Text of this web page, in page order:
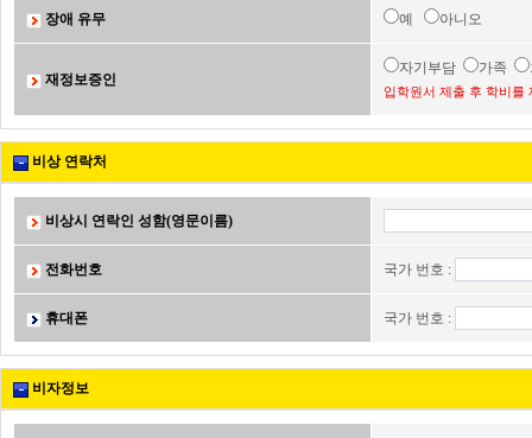
장애 유무 예 아니오
재정보증인
자기부담 가족
입학원서 제출 후 학비를
비상 연락처
비상시 연락인 성함(영문이름)
전화번호 국가 번호 :
휴대폰 국가 번호 :
비자정보